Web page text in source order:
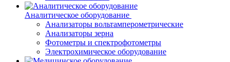
Аналитическое оборудование
Анализаторы вольтамперометрические
Анализаторы зерна
Фотометры и спектрофотометры
Электрохимическое оборудование